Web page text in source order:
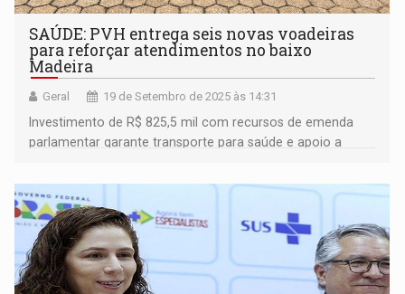
SAÚDE: PVH entrega seis novas voadeiras
para reforçar atendimentos no baixo
Madeira
Geral 19 de Setembro de 2025 às 14:31
Investimento de R$ 825,5 mil com recursos de emenda
parlamentar garante transporte para saúde e apoio a